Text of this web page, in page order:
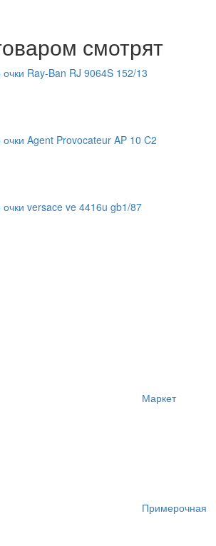
смотрят
Ray-Ban RJ 9064S 152/13
Agent Provocateur AP 10 C2
versace ve 4416u gb1/87
Маркет
Примерочная